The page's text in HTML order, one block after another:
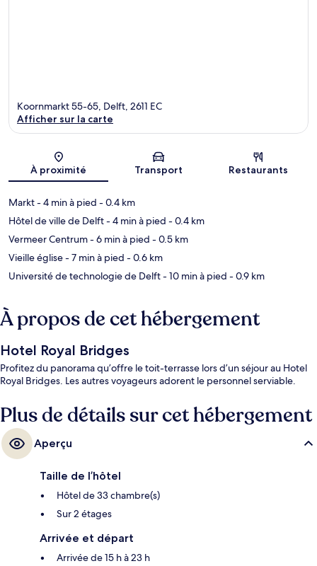
Carte
Koornmarkt 55-65, Delft, 2611 EC
Afficher sur la carte
À proximité Transport Restaurants
Markt- 4 min à pied - 0.4 km
Hôtel de ville de Delft- 4 min à pied - 0.4 km
Vermeer Centrum- 6 min à pied - 0.5 km
Vieille église- 7 min à pied - 0.6 km
Université de technologie de Delft- 10 min à pied - 0.9 km
À propos de cet hébergement
Hotel Royal Bridges
Profitez du panorama qu’offre le toit-terrasse lors d’un séjour au Hotel
Royal Bridges. Les autres voyageurs adorent le personnel serviable.
Plus de détails sur cet hébergement
Aperçu
Taille de l’hôtel
Hôtel de 33 chambre(s)
Sur 2 étages
Arrivée et départ
Arrivée de 15 h à 23 h